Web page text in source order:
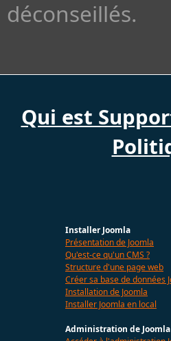
déconseillés.
Qui est
Installer Joomla
Présentation de Joomla
Qu'est-ce qu'un CMS ?
Structure d'une page web
Créer sa base de données
Installation de Joomla
Installer Joomla en local
Administration de Joomla